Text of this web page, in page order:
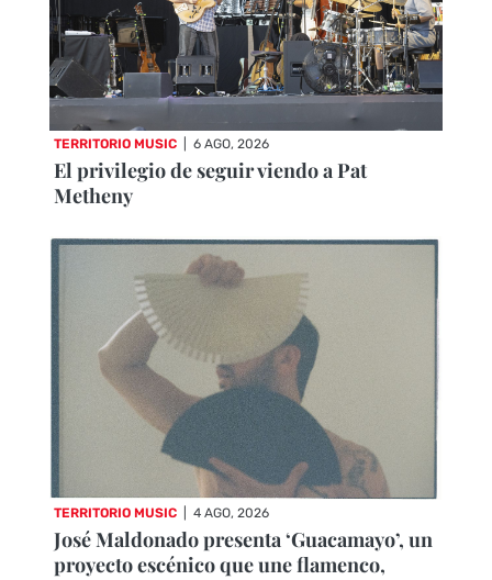
TERRITORIO MUSIC 6 AGO, 2026
El privilegio de seguir viendo a Pat
Metheny
TERRITORIO MUSIC 4 AGO, 2026
José Maldonado presenta ‘Guacamayo’, un
proyecto escénico que une flamenco,